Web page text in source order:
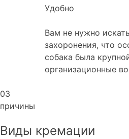
Удобно
Вам не нужно
захоронения, что
собака была
организационные
03
причины
Виды кремации